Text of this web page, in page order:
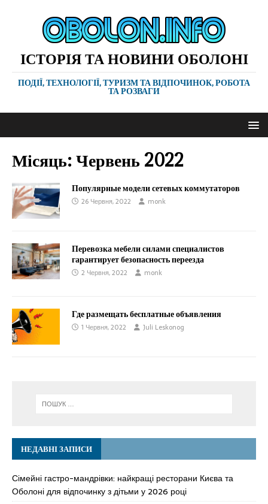
ІСТОРІЯ ТА НОВИНИ ОБОЛОНІ
ПОДІЇ, ТЕХНОЛОГІЇ, ТУРИЗМ ТА ВІДПОЧИНОК, РОБОТА
ТА РОЗВАГИ
Місяць:Червень 2022
Популярные модели сетевых коммутаторов
26 Червня, 2022 monk
Перевозка мебели силами специалистов
гарантирует безопасность переезда
2 Червня, 2022 monk
Где размещать бесплатные объявления
1 Червня, 2022 Juli Leskonog
НЕДАВНІ ЗАПИСИ
Сімейні гастро-мандрівки: найкращі ресторани Києва та
Оболоні для відпочинку з дітьми у 2026 році